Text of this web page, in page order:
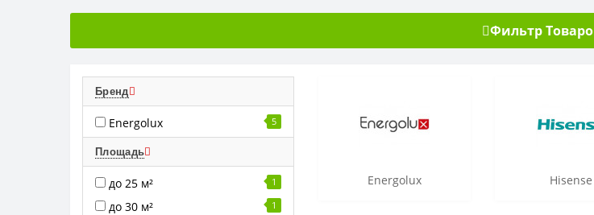
Фильтр
Бренд
Energolux 5
Площадь
до 25 м² 1
до 30 м² 1
Energolux Hisense